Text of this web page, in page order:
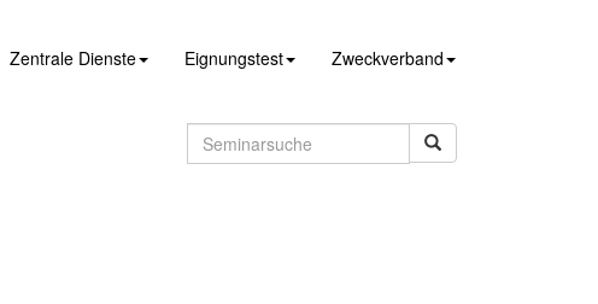
Zentrale Dienste Eignungstest Zweckverband